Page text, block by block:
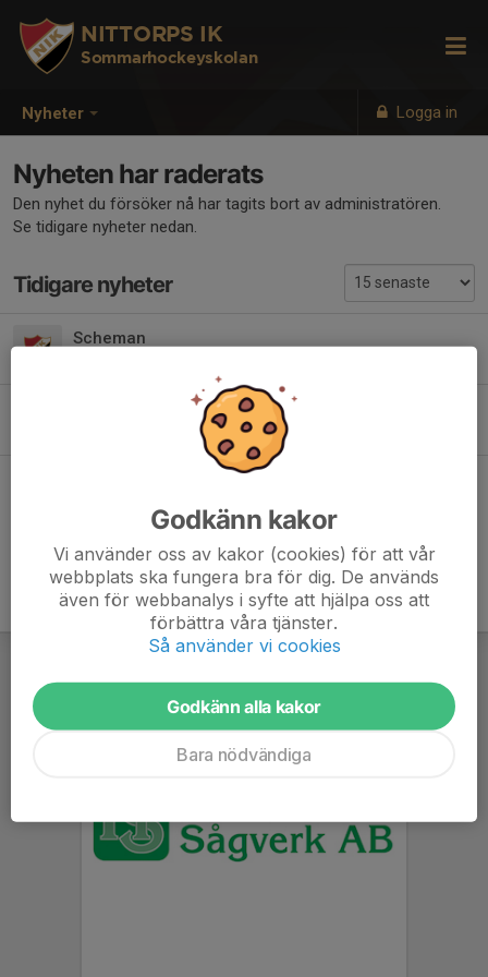
Nyheter Logga in
NITTORPS IK
Sommarhockeyskolan
Nyheten har raderats
Den nyhet du försöker nå har tagits bort av administratören.
Se tidigare nyheter nedan.
Tidigare nyheter
Scheman
Sommarhockeyskola
0
Godkänn kakor
Vi använder oss av kakor (cookies) för att vår
webbplats ska fungera bra för dig. De används
även för webbanalys i syfte att hjälpa oss att
förbättra våra tjänster.
Så använder vi cookies
Godkänn alla kakor
Bara nödvändiga